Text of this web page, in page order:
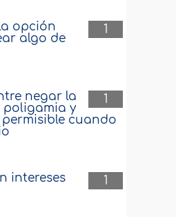
1
opción
algo de
1
negar la
poligamia y
cuando
1
intereses